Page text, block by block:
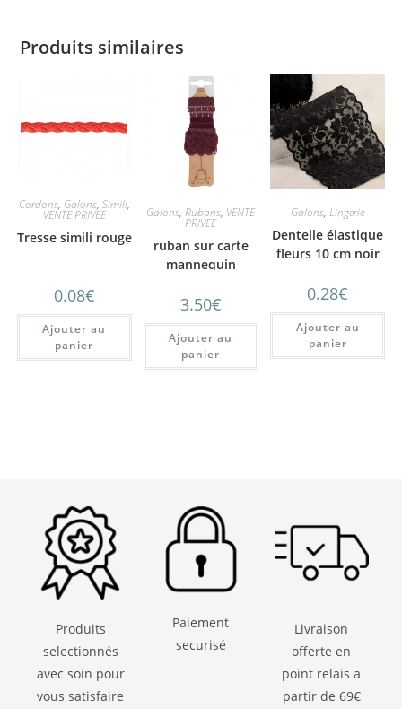
Produits similaires
Cordons, Galons, Simili,
VENTE PRIVEE
Tresse simili rouge
0.08€
Ajouter au
panier
Galons,Rubans, VENTE
PRIVEE
ruban sur carte
mannequin
3.50€
Ajouter au
panier
Galons,Lingerie
Dentelle élastique
fleurs 10 cm noir
0.28€
Ajouter au
panier
Produits
selectionnés
avec soin pour
vous satisfaire
Paiement
securisé
Livraison
offerte en
point relais a
partir de 69€